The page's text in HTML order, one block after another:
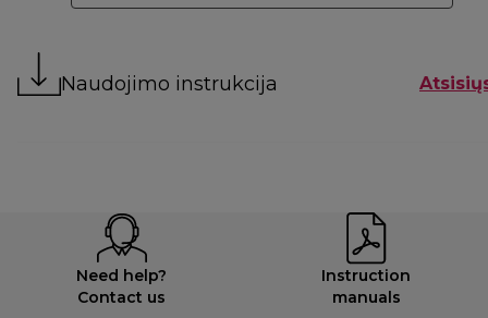
Naudojimo instrukcija
Need help?
Contact us
Instruction
manuals